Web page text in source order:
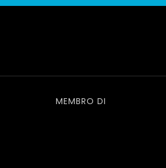
MEMBRO DI